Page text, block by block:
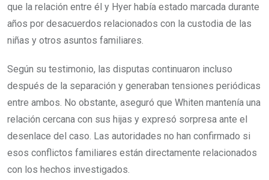
que la relación entre él y Hyer había estado marcada durante
años por desacuerdos relacionados con la custodia de las
niñas y otros asuntos familiares.
Según su testimonio, las disputas continuaron incluso
después de la separación y generaban tensiones periódicas
entre ambos. No obstante, aseguró que Whiten mantenía una
relación cercana con sus hijas y expresó sorpresa ante el
desenlace del caso. Las autoridades no han confirmado si
esos conflictos familiares están directamente relacionados
con los hechos investigados.